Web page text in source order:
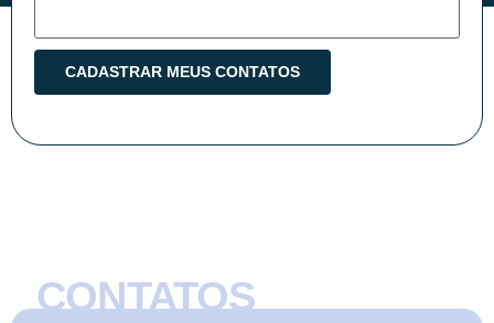
CONTATOS